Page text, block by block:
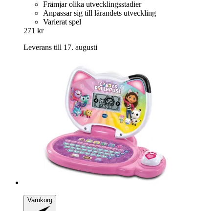
Främjar olika utvecklingsstadier
Anpassar sig till lärandets utveckling
Varierat spel
271 kr
Leverans till 17. augusti
Varukorg